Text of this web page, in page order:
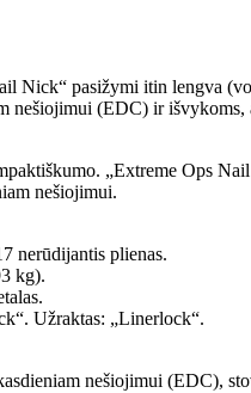
Nick“ pasižymi itin lengva
nešiojimui (EDC) ir
„Extreme Ops
nešiojimui.
nerūdijantis plienas.
kg).
Užraktas: „Linerlock“.
nešiojimui (EDC),